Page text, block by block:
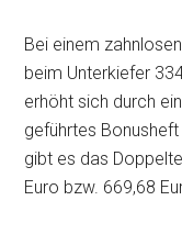
Bei einem
beim Unterkiefer
erhöht sich durch
geführtes
gibt es das
Euro bzw. 669,68